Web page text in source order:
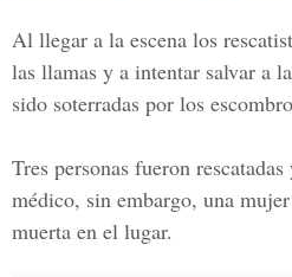
Al llegar a la escena los
las llamas y a intentar salvar a
sido soterradas por los
Tres personas fueron
médico, sin embargo, una
muerta en el lugar.